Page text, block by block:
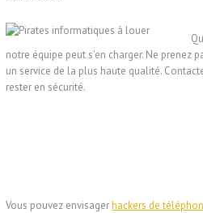
notre équipe peut s'en charger. Ne prenez
un service de la plus haute qualité.
rester en sécurité.
Vous pouvez envisagerhackers de